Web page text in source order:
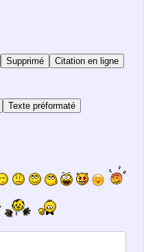
Supprimé
Citation en ligne
Texte préformaté